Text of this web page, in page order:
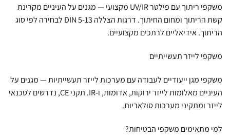
משקפי ריתוך עם פילטר UV/IR מקצועי — מגנים על העיניים מקרינת
קשת הריתוך ומחום החיתוך. דרגות הצללה DIN 5-13 לבחירה לפי סוג
אידיאליים לרתכים מקצועיים.
לייזר תעשייתיים
מגן ייעודיים לעבודה עם מערכות לייזר תעשייתיות — מגנים על
העיניים מאלומות לייזר ירוקות, אדומות, ו-IR. תקני CE, נדרשים לטכנאי
ומתקיני מערכות סולאריות.
מתאימים משקפי הבטיחות?